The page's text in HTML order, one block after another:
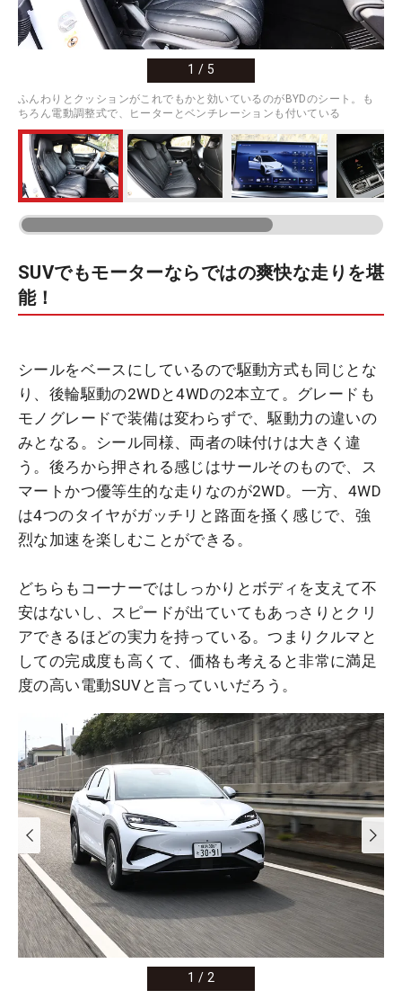
1 / 5
ふんわりとクッションがこれでもかと効いているのがBYDのシート。も
ちろん電動調整式で、ヒーターとベンチレーションも付いている
SUVでもモーターならではの爽快な走りを堪
能！
シールをベースにしているので駆動方式も同じとな
り、後輪駆動の2WDと4WDの2本立て。グレードも
モノグレードで装備は変わらずで、駆動力の違いの
みとなる。シール同様、両者の味付けは大きく違
う。後ろから押される感じはサールそのもので、ス
マートかつ優等生的な走りなのが2WD。一方、4WD
は4つのタイヤがガッチリと路面を掻く感じで、強
烈な加速を楽しむことができる。
どちらもコーナーではしっかりとボディを支えて不
安はないし、スピードが出ていてもあっさりとクリ
アできるほどの実力を持っている。つまりクルマと
しての完成度も高くて、価格も考えると非常に満足
度の高い電動SUVと言っていいだろう。
1 / 2